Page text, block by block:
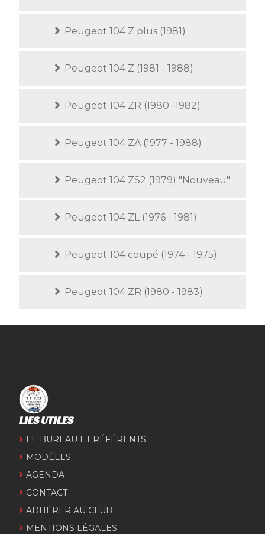
Peugeot 104 Z plus (1981)
Peugeot 104 Z (1981 - 1988)
Peugeot 104 ZR (1980 -1982)
Peugeot 104 ZA (1977 - 1988)
Peugeot 104 ZS2 (1979) "Nouveau"
Peugeot 104 ZL (1976 - 1981)
Peugeot 104 coupé (1974 - 1975)
Peugeot 104 ZR (1980 - 1983)
LIES UTILES
LE BUREAU ET RÉFÉRENTS
MODÈLES
AGENDA
CONTACT
ADHÉRER AU CLUB
MENTIONS LÉGALES